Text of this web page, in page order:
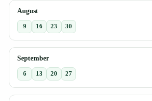
August
9 16 23 30
September
6 13 20 27